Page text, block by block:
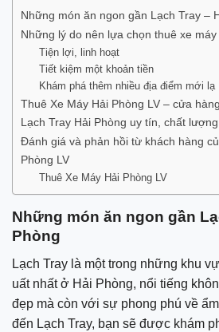
Những món ăn ngon gần Lạch Tray –
Những lý do nên lựa chọn thuê xe
Tiện lợi, linh hoạt
Tiết kiệm một khoản tiền
Khám phá thêm nhiều địa điểm mới lạ
Thuê Xe Máy Hải Phòng LV – cửa
Lạch Tray Hải Phòng uy tín, chất lượng
Đánh giá và phản hồi từ khách hàng
Phòng LV
Thuê Xe Máy Hải Phòng LV
Những món ăn ngon gần
Phòng
Lạch Tray là một trong những khu
uất nhất ở Hải Phòng, nổi tiếng
đẹp mà còn với sự phong phú về
đến Lạch Tray, bạn sẽ được khám